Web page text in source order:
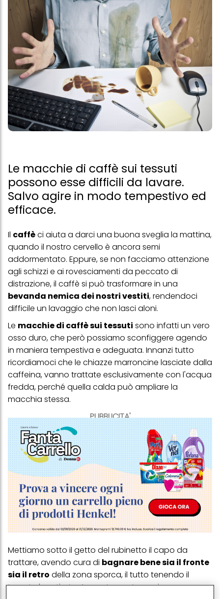
Le macchie di caffè sui tessuti
possono esse difficili da lavare.
Salvo agire in modo tempestivo ed
efficace.
PUBBLICITA'
Il caffèci aiuta a darci una buona sveglia la mattina,
quando il nostro cervello è ancora semi
addormentato. Eppure, se non facciamo attenzione
agli schizzi e ai rovesciamenti da peccato di
distrazione, il caffè si può trasformare in una
bevanda nemica dei nostri vestiti, rendendoci
difficile un lavaggio che non lasci aloni.
Le macchie di caffè sui tessuti sono infatti un vero
osso duro, che però possiamo sconfiggere agendo
in maniera tempestiva e adeguata. Innanzi tutto
ricordiamoci che le chiazze marroncine lasciate dalla
caffeina, vanno trattate esclusivamente con l'acqua
fredda, perché quella calda può ampliare la
macchia stessa.
Mettiamo sotto il getto del rubinetto il capo da
trattare, avendo cura di bagnare bene sia il fronte
sia il retro della zona sporca, il tutto tenendo il
tessuto ben tirato. A questo punto versiamo una